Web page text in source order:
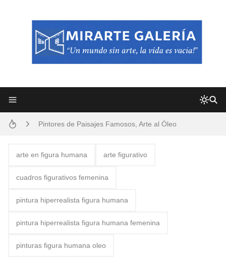
Pintores de Paisajes Famosos, Arte al Óleo
arte en figura humana arte figurativo
cuadros figurativos femenina
pintura hiperrealista figura humana
pintura hiperrealista figura humana femenina
pinturas figura humana oleo